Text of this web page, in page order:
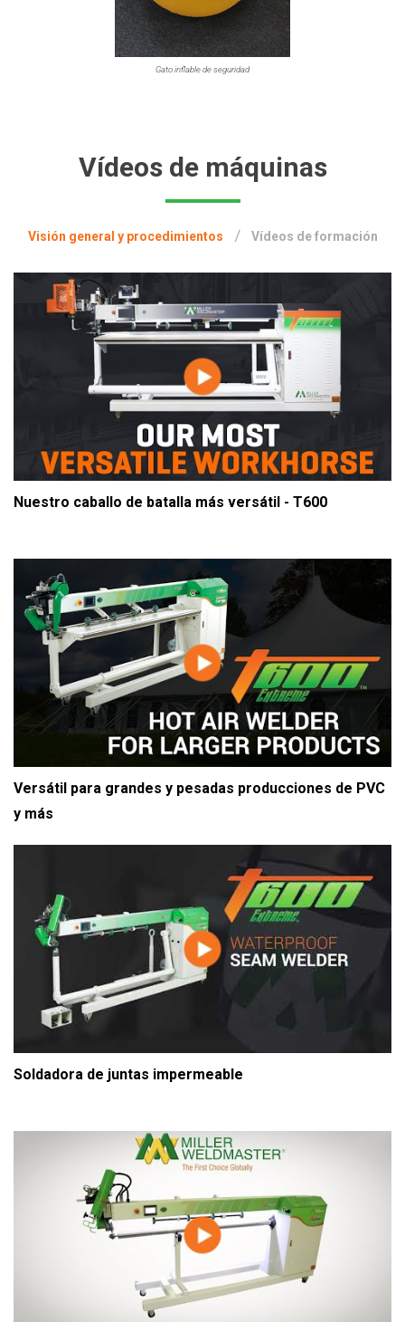
Vídeos de máquinas
Visión general y procedimientos Vídeos de formación
Nuestro caballo de batalla más versátil - T600
Versátil para grandes y pesadas producciones de PVC
y más
Soldadora de juntas impermeable